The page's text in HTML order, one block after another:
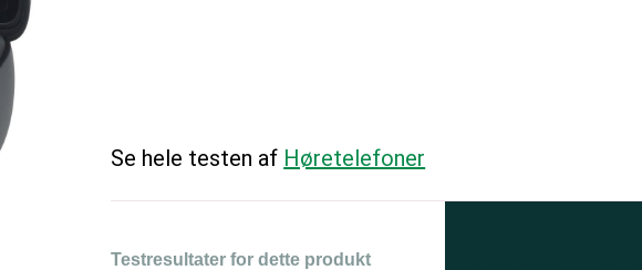
Se hele testen af Høretelefoner
Testresultater for dette produkt